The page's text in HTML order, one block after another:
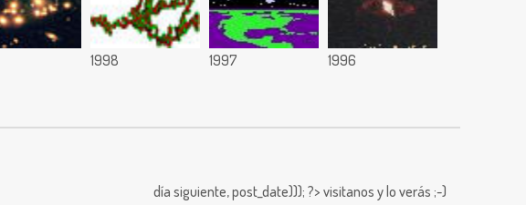
1998 1997 1996
día siguiente,post_date))); ?> visitanos y lo verás ;-)